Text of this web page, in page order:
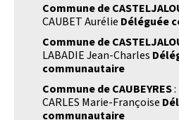
Commune de
CAUBET Aurélie Déléguée
Commune de
LABADIE Jean-Charles
communautaire
Commune de CAUBEYRES:
CARLES Marie-Françoise
communautaire